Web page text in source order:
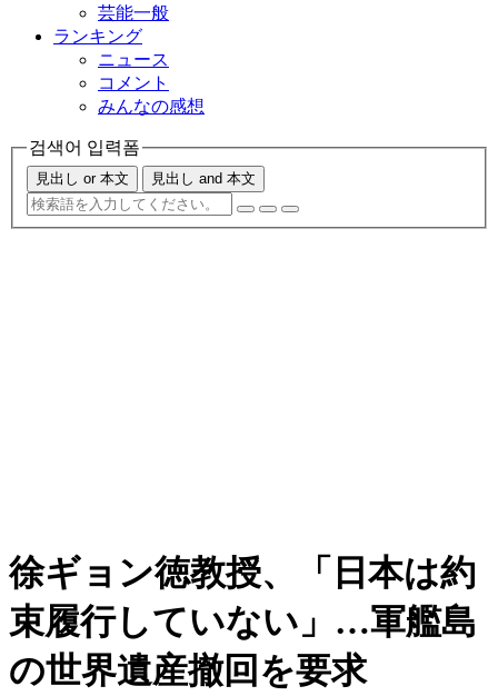
芸能一般
ランキング
ニュース
コメント
みんなの感想
검색어 입력폼
見出し or 本文 見出し and 本文
徐ギョン徳教授、「日本は約
束履行していない」…軍艦島
の世界遺産撤回を要求